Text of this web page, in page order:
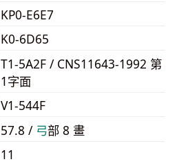
KP0-E6E7
K0-6D65
T1-5A2F / CNS11643-1992 第
1字面
V1-544F
57.8 / ⼸部 8 畫
11